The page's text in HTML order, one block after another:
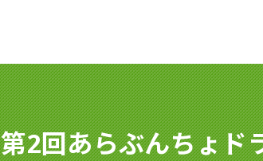
第2回あらぶんちょド